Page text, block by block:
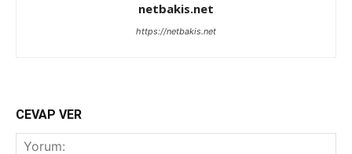
netbakis.net
https://netbakis.net
CEVAP VER